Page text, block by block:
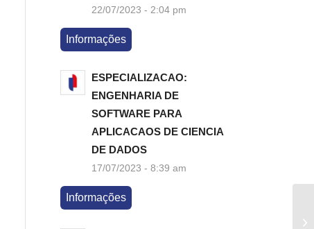
22/07/2023 - 2:04 pm
Informações
ESPECIALIZACAO:
ENGENHARIA DE
SOFTWARE PARA
APLICACAOS DE CIENCIA
DE DADOS
17/07/2023 - 8:39 am
Informações